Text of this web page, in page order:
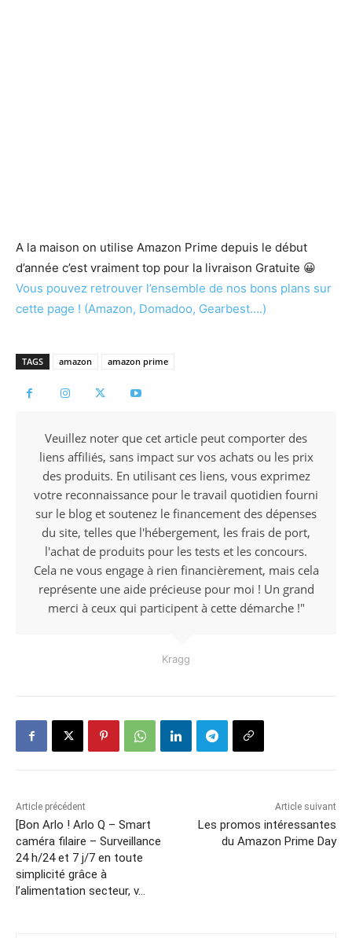
A la maison on utilise Amazon Prime depuis le début
d’année c’est vraiment top pour la livraison Gratuite 😀
Vous pouvez retrouver l’ensemble de nos bons plans sur
cette page ! (Amazon, Domadoo, Gearbest….)
TAGS amazon amazon prime
Veuillez noter que cet article peut comporter des
liens affiliés, sans impact sur vos achats ou les prix
des produits. En utilisant ces liens, vous exprimez
votre reconnaissance pour le travail quotidien fourni
sur le blog et soutenez le financement des dépenses
du site, telles que l'hébergement, les frais de port,
l'achat de produits pour les tests et les concours.
Cela ne vous engage à rien financièrement, mais cela
représente une aide précieuse pour moi ! Un grand
merci à ceux qui participent à cette démarche !"
Kragg
Article précédent
[Bon Arlo ! Arlo Q – Smart
caméra filaire – Surveillance
24 h/24 et 7 j/7 en toute
simplicité grâce à
l’alimentation secteur, v…
Article suivant
Les promos intéressantes
du Amazon Prime Day